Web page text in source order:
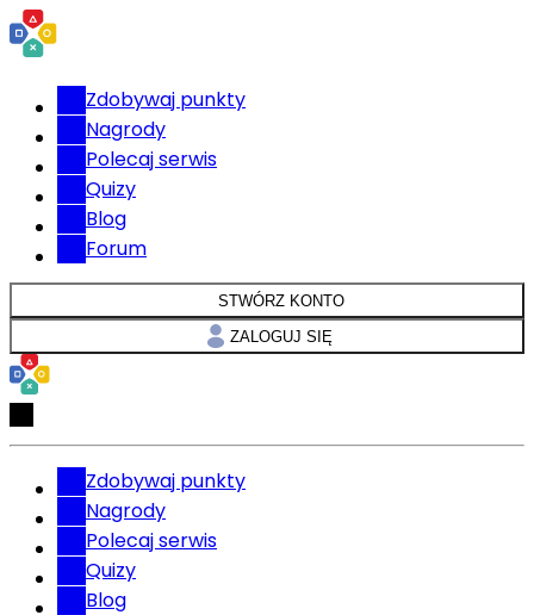
Zdobywaj punkty
Nagrody
Polecaj serwis
Quizy
Blog
Forum
STWÓRZ KONTO
ZALOGUJ SIĘ
Zdobywaj punkty
Nagrody
Polecaj serwis
Quizy
Blog